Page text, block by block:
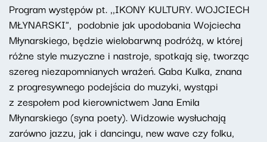
Program występów pt. ,,IKONY KULTURY. WOJCIECH
MŁYNARSKI", podobnie jak upodobania Wojciecha
Młynarskiego, będzie wielobarwną podróżą, w której
różne style muzyczne i nastroje, spotkają się, tworząc
szereg niezapomnianych wrażeń. Gaba Kulka, znana
z progresywnego podejścia do muzyki, wystąpi
z zespołem pod kierownictwem Jana Emila
Młynarskiego (syna poety). Widzowie wysłuchają
zarówno jazzu, jak i dancingu, new wave czy folku,